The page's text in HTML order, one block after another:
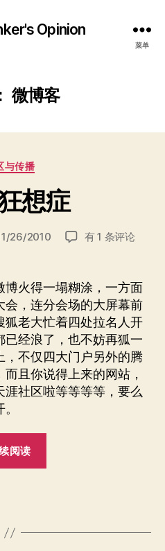
Opinion
菜单
微博客
分
与传播
想症
26/2010
微
想
症
有 1 条评论
火得一塌糊涂，一方面
，连分会场的大屏幕前
老大忙着四处拉名人开
经浪了，也不妨再狐一
不仅四大门户另外的腾
且你说得上来的网站，
社区啦等等等等，要么
阅读